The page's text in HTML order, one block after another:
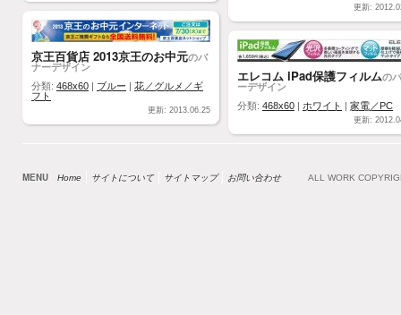
更新:
京王百貨店 2013京王のお中元のバ
ナーデザイン
分類: 468x60 ブルー
花／グルメ／ギ
フト
更新: 2013.06.25
エレコム iPad保護フィルムの
ーデザイン
分類: 468x60 ホワイト 家電／PC
更新:
MENU Home サイトについて サイトマップ お問い合わせ ALL WORK